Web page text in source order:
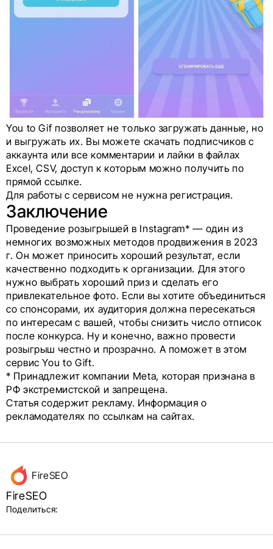
You to Gif позволяет не только загружать данные, но
и выгружать их. Вы можете скачать подписчиков с
аккаунта или все комментарии и лайки в файлах
Excel, CSV, доступ к которым можно получить по
прямой ссылке.
Для работы с сервисом не нужна регистрация.
Заключение
Проведение розыгрышей в Instagram* — один из
немногих возможных методов продвижения в 2023
г. Он может приносить хороший результат, если
качественно подходить к организации. Для этого
нужно выбрать хороший приз и сделать его
привлекательное фото. Если вы хотите объединиться
со спонсорами, их аудитория должна пересекаться
по интересам с вашей, чтобы снизить число отписок
после конкурса. Ну и конечно, важно провести
розыгрыш честно и прозрачно. А поможет в этом
сервис You to Gift.
* Принадлежит компании Meta, которая признана в
РФ экстремистской и запрещена.
Статья содержит рекламу. Информация о
рекламодателях по ссылкам на сайтах.
Данные
об авторе
и блок
поделиться
FireSEO
FireSEO
Поделиться: